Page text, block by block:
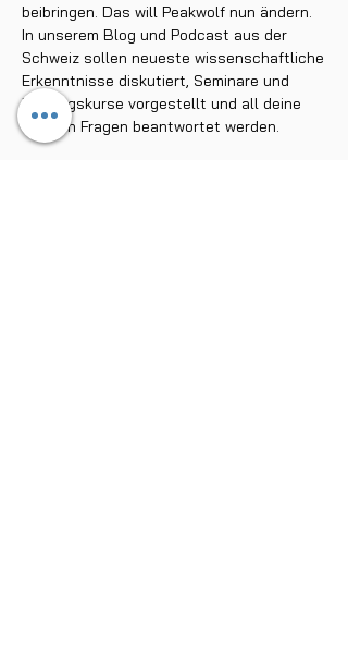
beibringen. Das will Peakwolf nun ändern.
In unserem Blog und Podcast aus der
Schweiz sollen neueste wissenschaftliche
Erkenntnisse diskutiert, Seminare und
Trainingskurse vorgestellt und all deine
offenen Fragen beantwortet werden.